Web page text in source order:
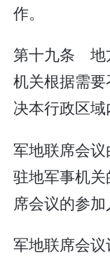
作。
第十九条 地
机关根据需
决本行政区域
军地联席会
驻地军事机
席会议的参加
军地联席会